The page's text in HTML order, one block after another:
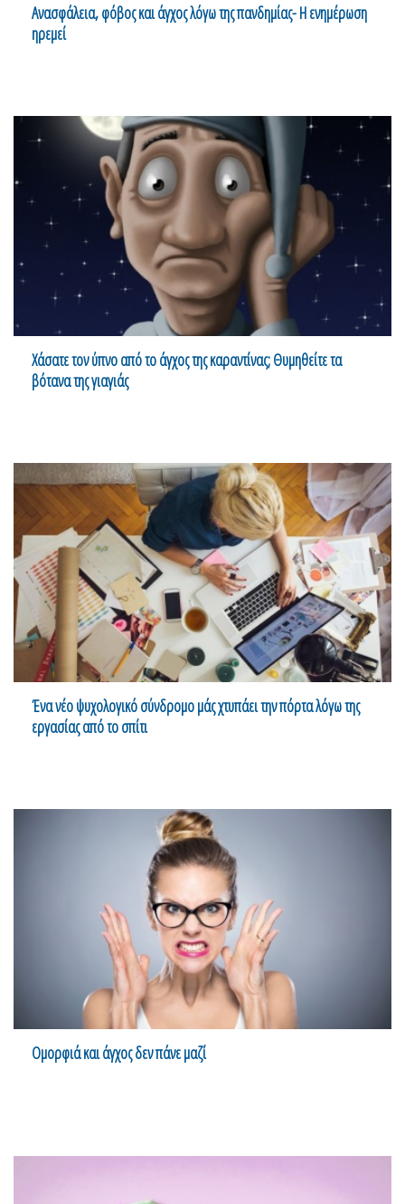
Ανασφάλεια, φόβος και άγχος λόγω της πανδημίας- Η ενημέρωση
ηρεμεί
Χάσατε τον ύπνο από το άγχος της καραντίνας; Θυμηθείτε τα
βότανα της γιαγιάς
Ένα νέο ψυχολογικό σύνδρομο μάς χτυπάει την πόρτα λόγω της
εργασίας από το σπίτι
Ομορφιά και άγχος δεν πάνε μαζί